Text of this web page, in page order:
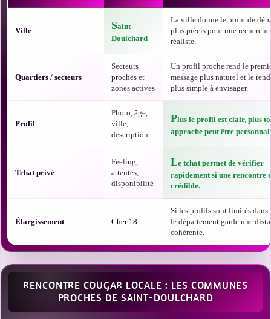
Ville Saint-
Doulchard
La ville donne le point de
plus précis pour une
réaliste.
Quartiers / secteurs
Secteurs
proches et
zones actives
Un profil proche rend le
message plus naturel et le
plus simple à envisager.
Profil
Photo, âge,
ville,
description
Plus le profil est clair, plus
approche peut être
Tchat privé
Feeling,
attentes,
disponibilité
Le tchat permet de vérifier
rapidement si une rencontre
crédible.
Élargissement Cher 18
Si les profils sont limités dans
le département garde une
cohérente.
RENCONTRE COUGAR LOCALE : LES COMMUNES
PROCHES DE SAINT-DOULCHARD